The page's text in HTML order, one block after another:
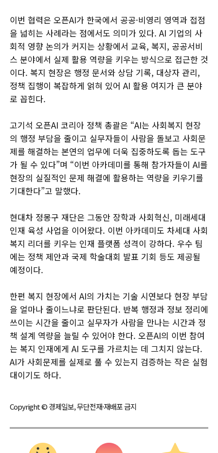
이번 협력은 오픈AI가 한국에서 공공·비영리 영역과 접점
을 넓히는 사례라는 점에서도 의미가 있다. AI 기업의 사
회적 영향 논의가 커지는 상황에서 교육, 복지, 공공서비
스 분야에서 실제 활용 역량을 키우는 방식으로 접근한 것
이다. 복지 현장은 행정 문서와 상담 기록, 대상자 관리,
정책 집행이 복잡하게 얽혀 있어 AI 활용 여지가 큰 분야
로 꼽힌다.
고기석 오픈AI 코리아 정책 총괄은 “AI는 사회복지 현장
의 행정 부담을 줄이고 실무자들이 사람을 돌보고 사회문
제를 해결하는 본연의 업무에 더욱 집중하도록 돕는 도구
가 될 수 있다”며 “이번 아카데미를 통해 참가자들이 AI를
현장의 실질적인 문제 해결에 활용하는 역량을 키우기를
기대한다”고 말했다.
현대차 정몽구 재단은 그동안 장학과 사회혁신, 미래세대
인재 육성 사업을 이어왔다. 이번 아카데미도 차세대 사회
복지 리더를 키우는 인재 플랫폼 성격이 강하다. 우수 팀
에는 정책 제안과 국제 학술대회 발표 기회 등도 제공될
예정이다.
한편 복지 현장에서 AI의 가치는 기술 시연보다 현장 부담
을 얼마나 줄이느냐로 판단된다. 반복 행정과 정보 정리에
쓰이는 시간을 줄이고 실무자가 사람을 만나는 시간과 정
책 설계 역량을 늘릴 수 있어야 한다. 오픈AI의 이번 참여
는 복지 인재에게 AI 도구를 가르치는 데 그치지 않는다.
AI가 사회문제를 실제로 풀 수 있는지 검증하는 작은 실험
대이기도 하다.
Copyright © 경제일보, 무단전재·재배포 금지